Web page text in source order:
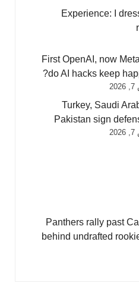
Experience: I
First OpenAI, now
do AI hacks keep
Turkey, Saudi
Pakistan sign
Panthers rally past
behind undrafted